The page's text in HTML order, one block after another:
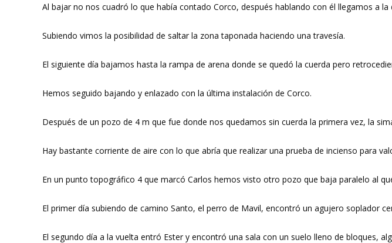
Al bajar no nos cuadró lo que había contado Corco, después hablando con él llegamos a
Subiendo vimos la posibilidad de saltar la zona taponada haciendo una travesía.
El siguiente día bajamos hasta la rampa de arena donde se quedó la cuerda pero
Hemos seguido bajando y enlazado con la última instalación de Corco.
Después de un pozo de 4 m que fue donde nos quedamos sin cuerda la primera vez, la
Hay bastante corriente de aire con lo que abría que realizar una prueba de incienso para
En un punto topográfico 4 que marcó Carlos hemos visto otro pozo que baja paralelo al
El primer día subiendo de camino Santo, el perro de Mavil, encontró un agujero soplador
El segundo día a la vuelta entró Ester y encontró una sala con un suelo lleno de bloques,